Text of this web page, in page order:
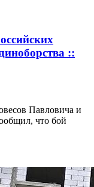
::
Павловича и
что бой